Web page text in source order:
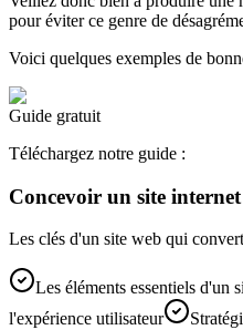
pour éviter ce genre de
Voici quelques exemples de
Guide gratuit
Téléchargez notre guide :
Concevoir un site internet
Les clés d'un site web qui
Les éléments essentiels d'un
l'expérience utilisateur